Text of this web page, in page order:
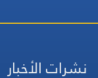
نشرات الأخبار